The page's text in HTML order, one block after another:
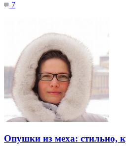
7
Опушки из меха: стильно,